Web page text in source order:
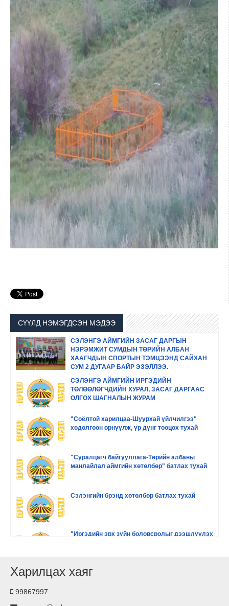
СҮҮЛД НЭМЭГДСЭН МЭДЭЭ
СЭЛЭНГЭ АЙМГИЙН ЗАСАГ ДАРГЫН
НЭРЭМЖИТ СУМДЫН ТӨРИЙН АЛБАН
ХААГЧДЫН СПОРТЫН ТЭМЦЭЭНД САЙХАН
СУМ 2 ДУГААР БАЙР ЭЗЭЛЛЭЭ.
СЭЛЭНГЭ АЙМГИЙН ИРГЭДИЙН
ТӨЛӨӨЛӨГЧДИЙН ХУРАЛ, ЗАСАГ ДАРГААС
ОЛГОХ ШАГНАЛЫН ЖУРАМ
"Соёлтой харилцаа-Шуурхай үйлчилгээ"
хөдөлгөөн өрнүүлж, үр дүнг тооцох тухай
"Суралцагч байгууллага-Төрийн албаны
манлайлал аймгийн хөтөлбөр" батлах тухай
Сэлэнгийн брэнд хөтөлбөр батлах тухай
"Иргэдийн эрх зүйн боловсролыг дээшлүүлэх
"Сэлэнгэ аймаг аялал жуулчлалыг
Харилцах хаяг
99867997